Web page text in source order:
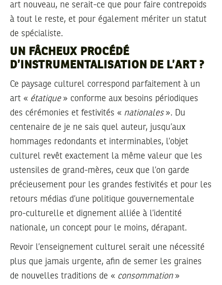
art nouveau, ne serait-ce que pour faire contrepoids
à tout le reste, et pour également mériter un statut
de spécialiste.
UN FÂCHEUX PROCÉDÉ
D’INSTRUMENTALISATION DE L’ART ?
Ce paysage culturel correspond parfaitement à un
art « étatique» conforme aux besoins périodiques
des cérémonies et festivités « nationales». Du
centenaire de je ne sais quel auteur, jusqu’aux
hommages redondants et interminables, l’objet
culturel revêt exactement la même valeur que les
ustensiles de grand-mères, ceux que l’on garde
précieusement pour les grandes festivités et pour les
retours médias d’une politique gouvernementale
pro-culturelle et dignement alliée à l’identité
nationale, un concept pour le moins, dérapant.
Revoir l’enseignement culturel serait une nécessité
plus que jamais urgente, afin de semer les graines
de nouvelles traditions de « consommation»